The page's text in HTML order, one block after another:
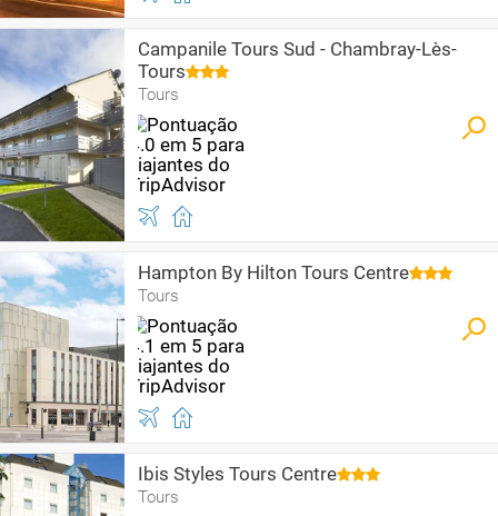
Campanile Tours Sud - Chambray-Lès-
Tours
Tours
Hampton By Hilton Tours Centre
Tours
Ibis Styles Tours Centre
Tours